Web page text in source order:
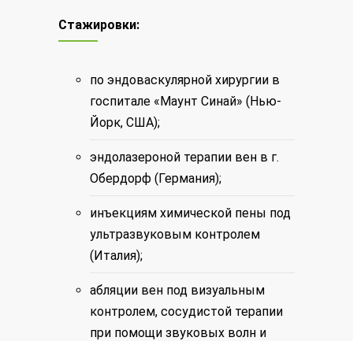
Стажировки:
по эндоваскулярной хирургии в
госпитале «Маунт Синай» (Нью-
Йорк, США);
эндолазероной терапии вен в г.
Обердорф (Германия);
инъекциям химической пены под
ультразвуковым контролем
(Италия);
абляции вен под визуальным
контролем, сосудистой терапии
при помощи звуковых волн и